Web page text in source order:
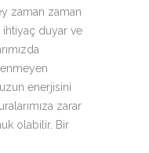
zaman zaman
duyar ve
enerjisini
zarar
olabilir. Bir